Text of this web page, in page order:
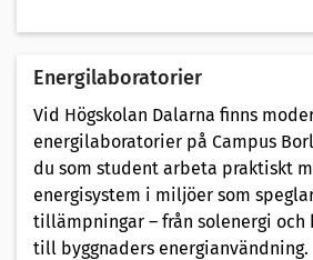
Energilaboratorier
Vid Högskolan Dalarna finns
energilaboratorier på Campus
du som student arbeta praktiskt
energisystem i miljöer som
tillämpningar – från solenergi och
till byggnaders energianvändning.